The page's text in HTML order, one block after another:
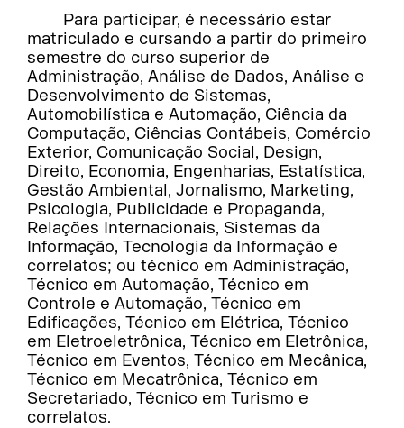
Para participar, é necessário estar
matriculado e cursando a partir do primeiro
semestre do curso superior de
Administração, Análise de Dados, Análise e
Desenvolvimento de Sistemas,
Automobilística e Automação, Ciência da
Computação, Ciências Contábeis, Comércio
Exterior, Comunicação Social, Design,
Direito, Economia, Engenharias, Estatística,
Gestão Ambiental, Jornalismo, Marketing,
Psicologia, Publicidade e Propaganda,
Relações Internacionais, Sistemas da
Informação, Tecnologia da Informação e
correlatos; ou técnico em Administração,
Técnico em Automação, Técnico em
Controle e Automação, Técnico em
Edificações, Técnico em Elétrica, Técnico
em Eletroeletrônica, Técnico em Eletrônica,
Técnico em Eventos, Técnico em Mecânica,
Técnico em Mecatrônica, Técnico em
Secretariado, Técnico em Turismo e
correlatos.